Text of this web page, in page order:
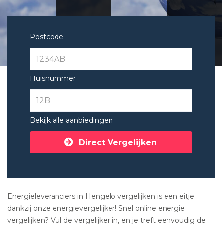
Postcode
Huisnummer
Bekijk alle aanbiedingen
Direct Vergelijken
Energieleveranciers in Hengelo vergelijken is een eitje
dankzij onze energievergelijker! Snel online energie
vergelijken? Vul de vergelijker in, en je treft eenvoudig de